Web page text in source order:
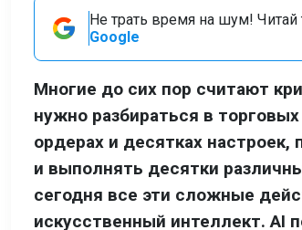
Не трать время на шум! Читай
Google
Многие до сих пор считают
нужно разбираться в
ордерах и десятках
и выполнять десятки
сегодня все эти сложные
искусственный интеллект. AI